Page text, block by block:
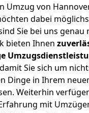
Umzug von
dabei
Sie bei uns genau
bieten Ihnen
Sie sich um
Dinge in Ihrem
Weiterhin
mit